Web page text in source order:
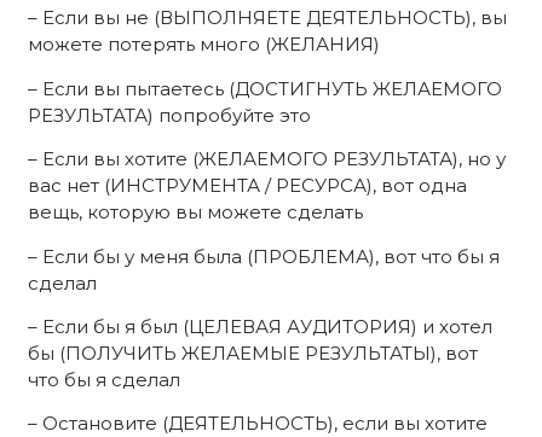
– Если вы не (ВЫПОЛНЯЕТЕ ДЕЯТЕЛЬНОСТЬ), вы
можете потерять много (ЖЕЛАНИЯ)
– Если вы пытаетесь (ДОСТИГНУТЬ ЖЕЛАЕМОГО
РЕЗУЛЬТАТА) попробуйте это
– Если вы хотите (ЖЕЛАЕМОГО РЕЗУЛЬТАТА), но у
вас нет (ИНСТРУМЕНТА / РЕСУРСА), вот одна
вещь, которую вы можете сделать
– Если бы у меня была (ПРОБЛЕМА), вот что бы я
сделал
– Если бы я был (ЦЕЛЕВАЯ АУДИТОРИЯ) и хотел
бы (ПОЛУЧИТЬ ЖЕЛАЕМЫЕ РЕЗУЛЬТАТЫ), вот
что бы я сделал
– Остановите (ДЕЯТЕЛЬНОСТЬ), если вы хотите